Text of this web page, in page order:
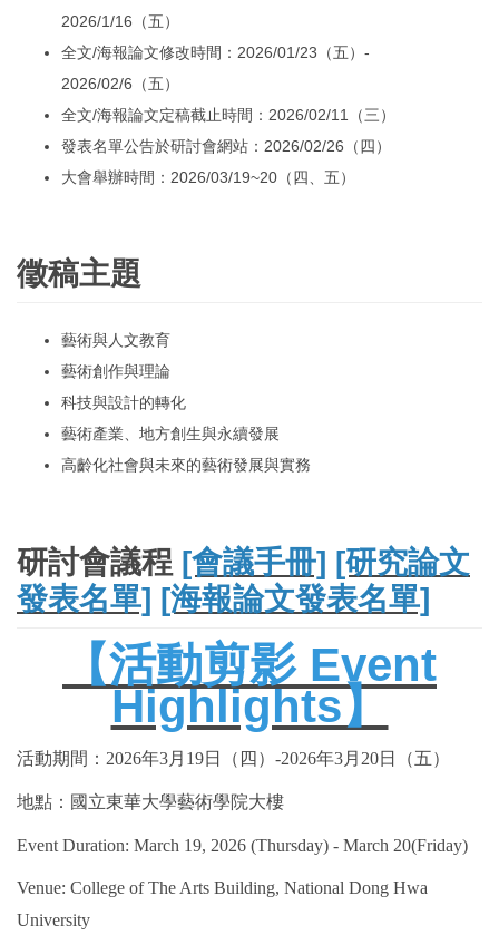
2026/1/16（五）
全文/海報論文修改時間：2026/01/23（五）-
2026/02/6（五）
全文/海報論文定稿截止時間：2026/02/11（三）
發表名單公告於研討會網站：2026/02/26（四）
大會舉辦時間：2026/03/19~20（四、五）
徵稿主題
藝術與人文教育
藝術創作與理論
科技與設計的轉化
藝術產業、地方創生與永續發展
高齡化社會與未來的藝術發展與實務
研討會議程 [會議手冊] [研究論文
發表名單] [海報論文發表名單]
【活動剪影 Event
Highlights】
活動期間： 2026年3月 19日（四） -2026年3月 20日（五）
地點：國立東華大學藝術學院大樓
Event Duration: March 19, 2026 (Thursday) - March 20(Friday)
Venue: College of The Arts Building, National Dong Hwa
University